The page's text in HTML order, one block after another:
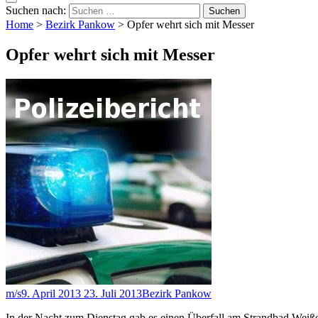
Suchen nach:
Home > Bezirk Pankow > Opfer wehrt sich mit Messer
Opfer wehrt sich mit Messer
m/s9. April 2013 23. Juli 2013Bezirk Pankow